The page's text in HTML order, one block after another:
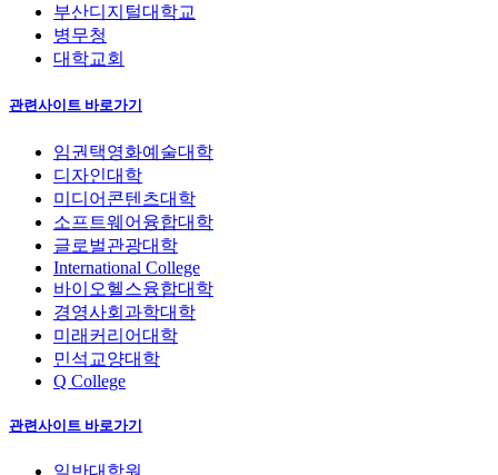
부산디지털대학교
병무청
대학교회
관련사이트 바로가기
임권택영화예술대학
디자인대학
미디어콘텐츠대학
소프트웨어융합대학
글로벌관광대학
International College
바이오헬스융합대학
경영사회과학대학
미래커리어대학
민석교양대학
Q College
관련사이트 바로가기
일반대학원